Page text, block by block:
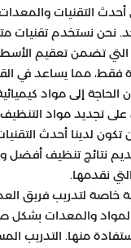
أحدث التقنيات
نحن نستخدم تقنيات
التي تضمن تعقيم
فقط، مما يساعد في
الحاجة إلى مواد
على تجديد مواد
لدينا أحدث
نتائج تنظيف أفضل
نقدمها.
خاصة لتدريب فريق
والمعدات
منها. التدريب